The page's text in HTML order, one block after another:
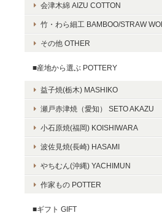
会津木綿 AIZU COTTON
竹・わら細工 BAMBOO/STRAW
その他 OTHER
■産地から選ぶ POTTERY
益子焼(栃木) MASHIKO
瀬戸赤津焼（愛知） SETO AKAZU
小石原焼(福岡) KOISHIWARA
波佐見焼(長崎) HASAMI
やちむん(沖縄) YACHIMUN
作家もの POTTER
■ギフト GIFT